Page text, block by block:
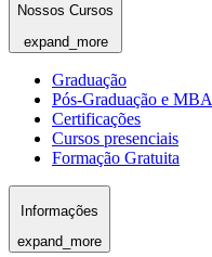
Nossos Cursos
expand_more
Graduação
Pós-Graduação e MBA
Certificações
Cursos presenciais
Formação Gratuita
Informações
expand_more